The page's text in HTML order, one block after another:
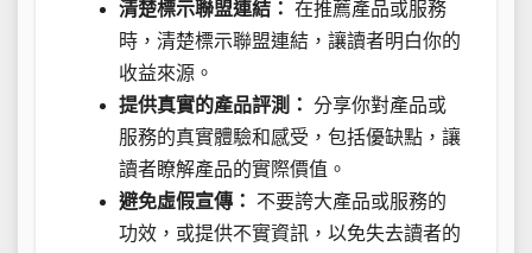
清楚標示聯盟連結： 在推薦產品或服務
時，清楚標示聯盟連結，讓讀者明白你的
收益來源。
提供真實的產品評測： 分享你對產品或
服務的真實體驗和感受，包括優缺點，讓
讀者瞭解產品的實際價值。
避免虛假宣傳：
不要誇大產品或服務的
功效，或提供不實資訊，以免失去讀者的